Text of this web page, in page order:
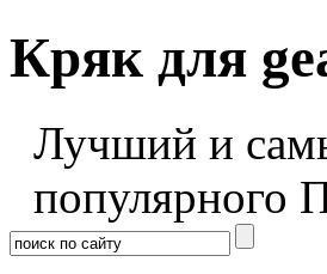
Кряк для
Лучший и
популярного